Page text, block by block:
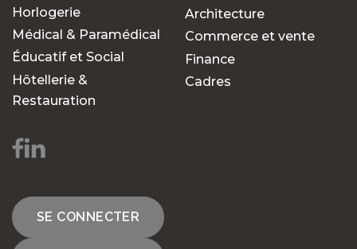
Horlogerie
Médical & Paramédical
Éducatif et Social
Hôtellerie &
Restauration
Architecture
Commerce et vente
Finance
Cadres
SE CONNECTER